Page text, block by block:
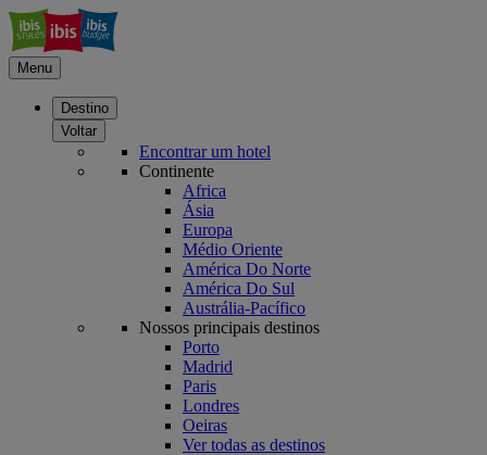
Menu
Destino
Voltar
Encontrar um hotel
Continente
Africa
Ásia
Europa
Médio Oriente
América Do Norte
América Do Sul
Austrália-Pacífico
Nossos principais destinos
Porto
Madrid
Paris
Londres
Oeiras
Ver todas as destinos